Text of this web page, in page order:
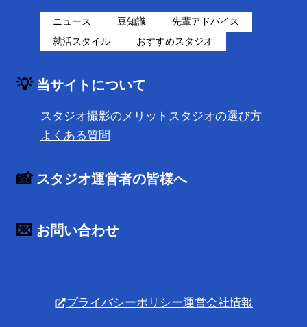
ニュース 豆知識
先輩アドバイス
就活スタイル
おすすめスタジオ
💡 当サイトについて
スタジオ撮影のメリット スタジオの選び方
よくある質問
📸 スタジオ運営者の皆様へ
💌 お問い合わせ
プライバシーポリシー運営会社情報